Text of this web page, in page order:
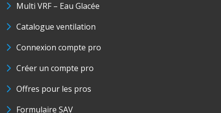
Multi VRF – Eau Glacée
Catalogue ventilation
Connexion compte pro
Créer un compte pro
Offres pour les pros
Formulaire SAV